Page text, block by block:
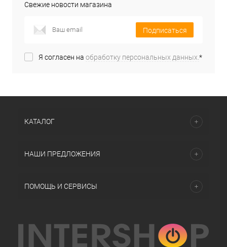
Свежие новости магазина
Подписаться
Я согласен на обработку персональных данных.*
КАТАЛОГ
НАШИ ПРЕДЛОЖЕНИЯ
ПОМОЩЬ И СЕРВИСЫ